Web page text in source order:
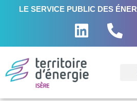
LE SERVICE PUBLIC DES